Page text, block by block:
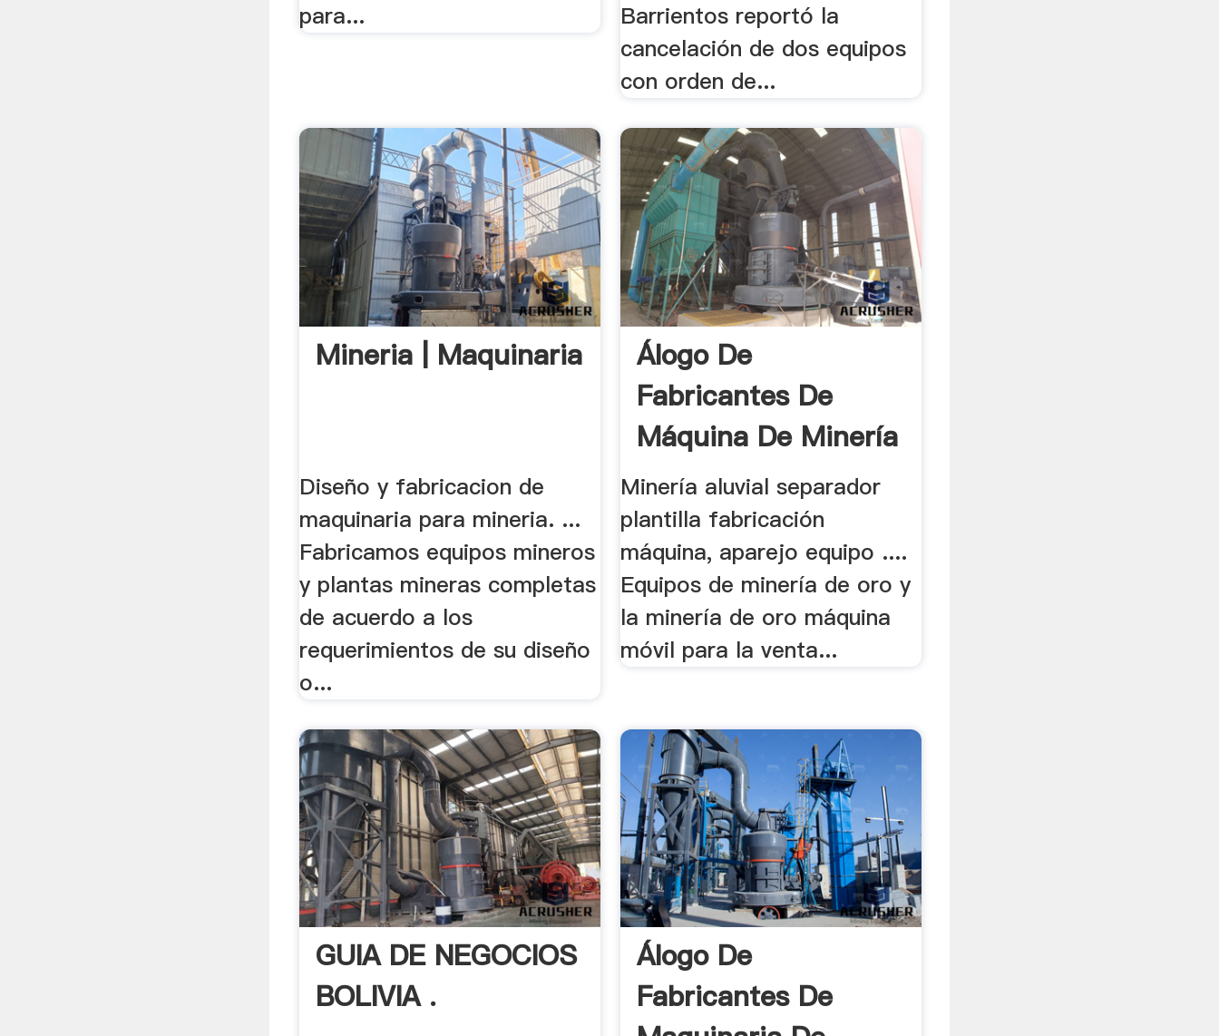
para...
Barrientos reportó la
cancelación de dos equipos
con orden de...
Mineria | Maquinaria
Diseño y fabricacion de
maquinaria para mineria. ...
Fabricamos equipos mineros
y plantas mineras completas
de acuerdo a los
requerimientos de su diseño
o...
Álogo De
Fabricantes De
Máquina De Minería
De Oro De.
Minería aluvial separador
plantilla fabricación
máquina, aparejo equipo ....
Equipos de minería de oro y
la minería de oro máquina
móvil para la venta...
GUIA DE NEGOCIOS
BOLIVIA .
Álogo De
Fabricantes De